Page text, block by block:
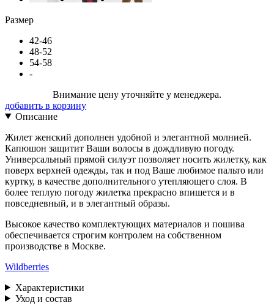
Размер
42-46
48-52
54-58
-
Внимание цену уточняйте у менеджера.
добавить в корзину
Описание
Жилет женский дополнен удобной и элегантной молнией.
Капюшон защитит Ваши волосы в дождливую погоду.
Универсальный прямой силуэт позволяет носить жилетку, как
поверх верхней одежды, так и под Ваше любимое пальто или
куртку, в качестве дополнительного утепляющего слоя. В
более теплую погоду жилетка прекрасно впишется и в
повседневный, и в элегантный образы.
Высокое качество комплектующих материалов и пошива
обеспечивается строгим контролем на собственном
производстве в Москве.
Wildberries
Характеристики
Уход и состав